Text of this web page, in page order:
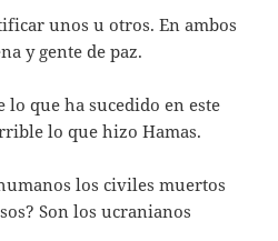
unos u otros. En ambos
y gente de paz.
que ha sucedido en este
lo que hizo Hamas.
los civiles muertos
Son los ucranianos